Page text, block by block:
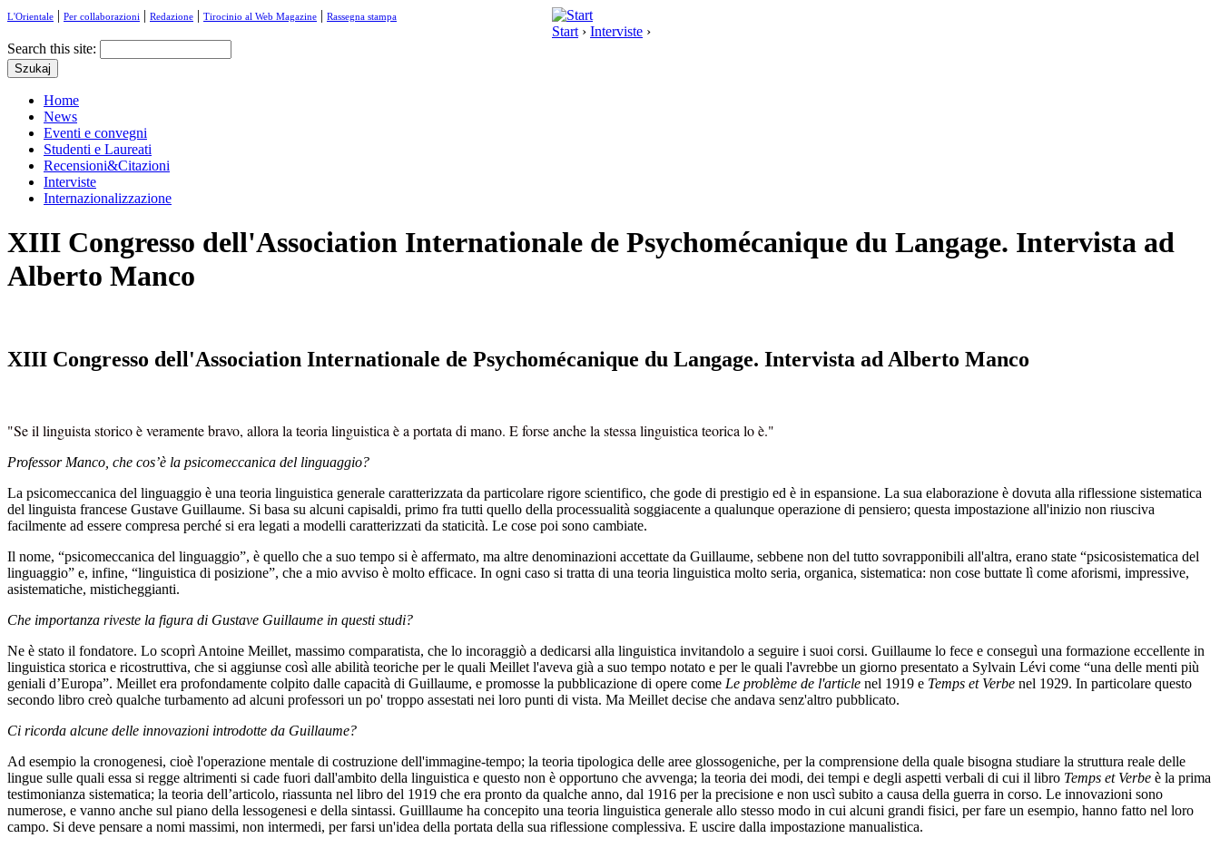
L'Orientale | Per collaborazioni | Redazione | Tirocinio al Web Magazine | Rassegna stampa
Start › Interviste ›
Search this site:
Home
News
Eventi e convegni
Studenti e Laureati
Recensioni&Citazioni
Interviste
Internazionalizzazione
XIII Congresso dell'Association Internationale de Psychomécanique du Langage. Intervista ad
Alberto Manco
XIII Congresso dell'Association Internationale de Psychomécanique du Langage. Intervista ad Alberto Manco
"Se il linguista storico è veramente bravo, allora la teoria linguistica è a portata di mano. E forse anche la stessa linguistica teorica lo è."
Professor Manco, che cos’è la psicomeccanica del linguaggio?
La psicomeccanica del linguaggio è una teoria linguistica generale caratterizzata da particolare rigore scientifico, che gode di prestigio ed è in espansione. La sua elaborazione è dovuta alla riflessione sistematica
del linguista francese Gustave Guillaume. Si basa su alcuni capisaldi, primo fra tutti quello della processualità soggiacente a qualunque operazione di pensiero; questa impostazione all'inizio non riusciva
facilmente ad essere compresa perché si era legati a modelli caratterizzati da staticità. Le cose poi sono cambiate.
Il nome, “psicomeccanica del linguaggio”, è quello che a suo tempo si è affermato, ma altre denominazioni accettate da Guillaume, sebbene non del tutto sovrapponibili all'altra, erano state “psicosistematica del
linguaggio” e, infine, “linguistica di posizione”, che a mio avviso è molto efficace. In ogni caso si tratta di una teoria linguistica molto seria, organica, sistematica: non cose buttate lì come aforismi, impressive,
asistematiche, misticheggianti.
Che importanza riveste la figura di Gustave Guillaume in questi studi?
Ne è stato il fondatore. Lo scoprì Antoine Meillet, massimo comparatista, che lo incoraggiò a dedicarsi alla linguistica invitandolo a seguire i suoi corsi. Guillaume lo fece e conseguì una formazione eccellente in
linguistica storica e ricostruttiva, che si aggiunse così alle abilità teoriche per le quali Meillet l'aveva già a suo tempo notato e per le quali l'avrebbe un giorno presentato a Sylvain Lévi come “una delle menti più
geniali d’Europa”. Meillet era profondamente colpito dalle capacità di Guillaume, e promosse la pubblicazione di opere come Le problème de l'article nel 1919 e Temps et Verbe nel 1929. In particolare questo
secondo libro creò qualche turbamento ad alcuni professori un po' troppo assestati nei loro punti di vista. Ma Meillet decise che andava senz'altro pubblicato.
Ci ricorda alcune delle innovazioni introdotte da Guillaume?
Ad esempio la cronogenesi, cioè l'operazione mentale di costruzione dell'immagine-tempo; la teoria tipologica delle aree glossogeniche, per la comprensione della quale bisogna studiare la struttura reale delle
lingue sulle quali essa si regge altrimenti si cade fuori dall'ambito della linguistica e questo non è opportuno che avvenga; la teoria dei modi, dei tempi e degli aspetti verbali di cui il libro Temps et Verbe è la prima
testimonianza sistematica; la teoria dell’articolo, riassunta nel libro del 1919 che era pronto da qualche anno, dal 1916 per la precisione e non uscì subito a causa della guerra in corso. Le innovazioni sono
numerose, e vanno anche sul piano della lessogenesi e della sintassi. Guilllaume ha concepito una teoria linguistica generale allo stesso modo in cui alcuni grandi fisici, per fare un esempio, hanno fatto nel loro
campo. Si deve pensare a nomi massimi, non intermedi, per farsi un'idea della portata della sua riflessione complessiva. E uscire dalla impostazione manualistica.